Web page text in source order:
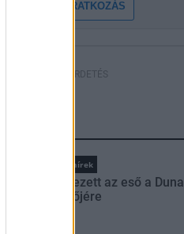
FELIRATKOZÁS
HÍRDETÉS
Országos hírek
Megérkezett az eső a Duna
vízgyűjtőjére